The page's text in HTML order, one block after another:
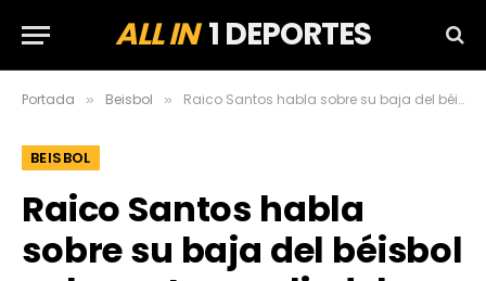
ALL IN1 DEPORTES
Portada » Beisbol » Raico Santos habla sobre su baja del béisbol cubano tras salir del país
BEISBOL
Raico Santos habla
sobre su baja del béisbol